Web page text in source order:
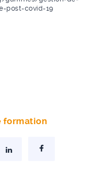
post-covid-19
formation
sur Twitter
Partager sur Linkedin